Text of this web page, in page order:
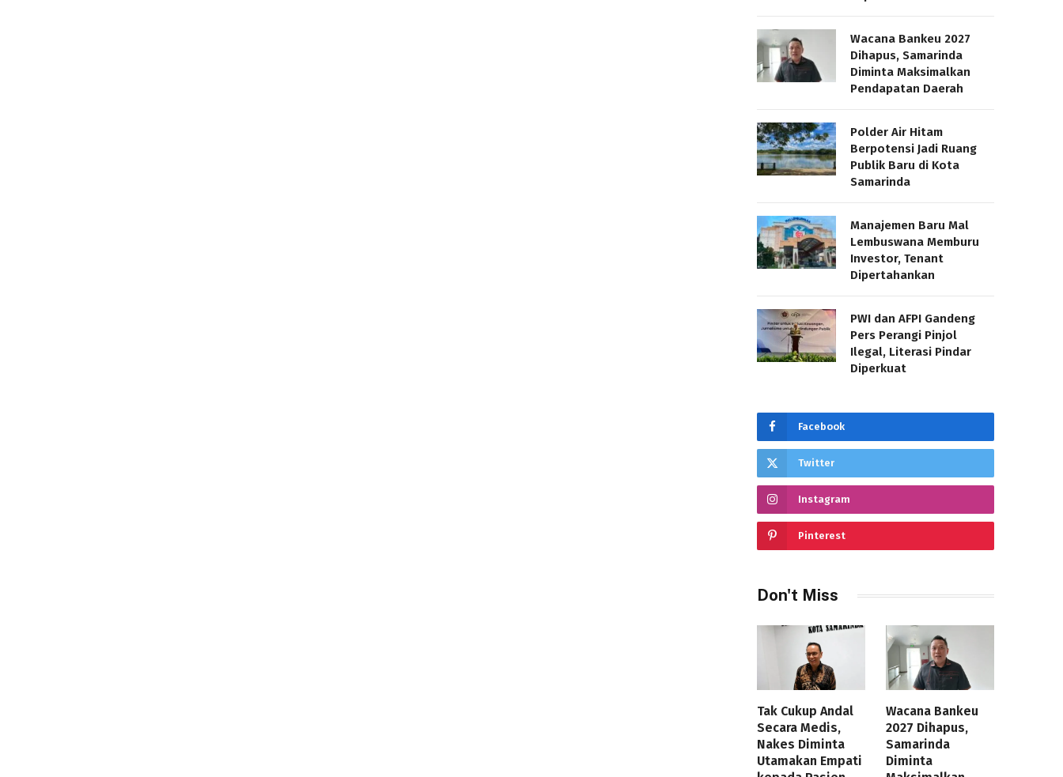
Wacana Bankeu 2027
Dihapus, Samarinda
Diminta Maksimalkan
Pendapatan Daerah
Polder Air Hitam
Berpotensi Jadi Ruang
Publik Baru di Kota
Samarinda
Manajemen Baru Mal
Lembuswana Memburu
Investor, Tenant
Dipertahankan
PWI dan AFPI Gandeng
Pers Perangi Pinjol
Ilegal, Literasi Pindar
Diperkuat
Facebook
Twitter
Instagram
Pinterest
Don't Miss
Tak Cukup Andal
Secara Medis,
Nakes Diminta
Utamakan Empati
Wacana Bankeu
2027 Dihapus,
Samarinda
Diminta